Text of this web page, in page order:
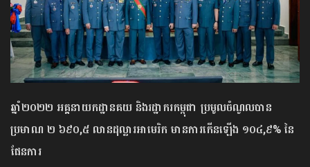
ឆ្នាំ២០២២ អគ្គនាយកដ្ឋានគយ និងរដ្ឋាករកម្ពុជា ប្រមូលចំណូលបាន
ប្រមាណ ២ ៦៩០,៥ លានដុល្លារអាមេរិក មានការកើនឡើង ១០៤​,៩% នៃ
ផែនការ